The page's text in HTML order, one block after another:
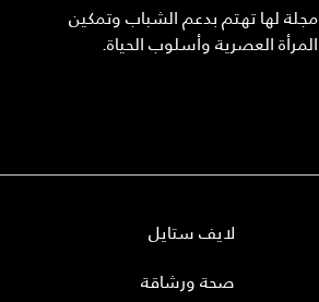
مجلة لها تهتم بدعم الشباب وتمكين
المرأة العصرية وأسلوب الحياة.
لايف ستايل
صحة ورشاقة